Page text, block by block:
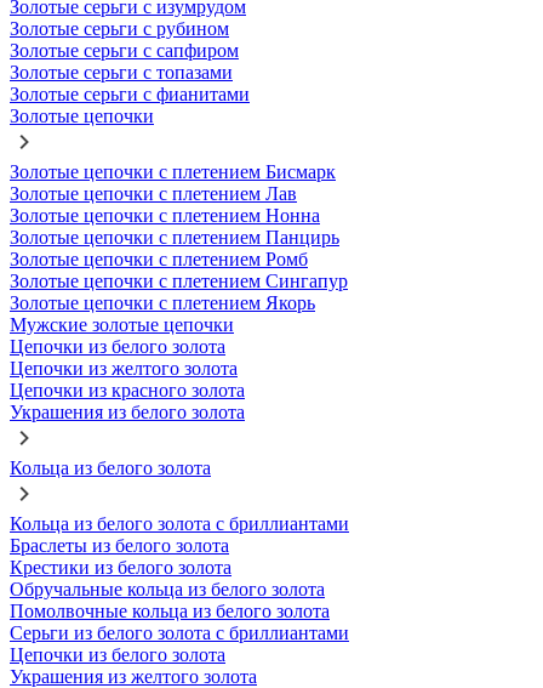
Золотые серьги с изумрудом
Золотые серьги с рубином
Золотые серьги с сапфиром
Золотые серьги с топазами
Золотые серьги с фианитами
Золотые цепочки
Золотые цепочки с плетением Бисмарк
Золотые цепочки с плетением Лав
Золотые цепочки с плетением Нонна
Золотые цепочки с плетением Панцирь
Золотые цепочки с плетением Ромб
Золотые цепочки с плетением Сингапур
Золотые цепочки с плетением Якорь
Мужские золотые цепочки
Цепочки из белого золота
Цепочки из желтого золота
Цепочки из красного золота
Украшения из белого золота
Кольца из белого золота
Кольца из белого золота с бриллиантами
Браслеты из белого золота
Крестики из белого золота
Обручальные кольца из белого золота
Помолвочные кольца из белого золота
Серьги из белого золота с бриллиантами
Цепочки из белого золота
Украшения из желтого золота